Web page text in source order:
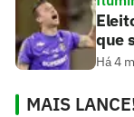
que
Há 4
MAIS